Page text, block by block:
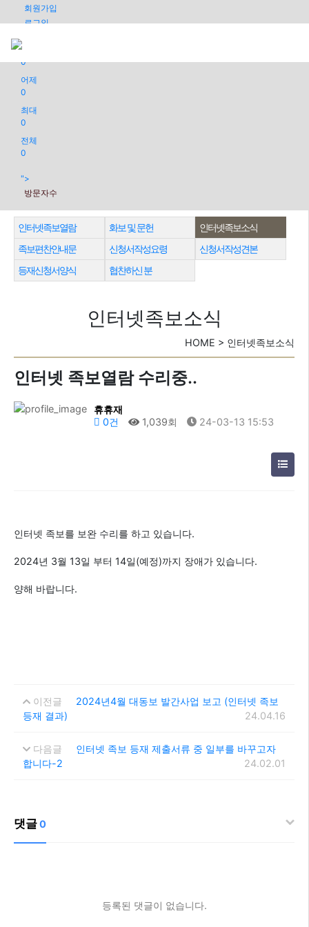
회원가입
로그인
오늘
0
어제
0
최대
0
전체
0
">
방문자수
인터넷족보열람 화보 및 문헌
인터넷족보소식
족보편찬안내문
신청서작성요령
신청서작성견본
등재신청서양식
협찬하신 분
인터넷족보소식
HOME > 인터넷족보소식
인터넷 족보열람 수리중..
휴휴재
0건
1,039회 24-03-13 15:53
인터넷 족보를 보완 수리를 하고 있습니다.
2024년 3월 13일 부터 14일(예정)까지 장애가 있습니다.
양해 바랍니다.
이전글
2024년4월 대동보 발간사업 보고 (인터넷 족보
등재 결과)
24.04.16
다음글
인터넷 족보 등재 제출서류 중 일부를 바꾸고자
합니다-2
24.02.01
댓글0
등록된 댓글이 없습니다.